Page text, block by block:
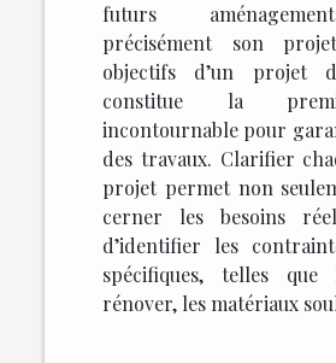
futurs
précisément son
objectifs d’un projet
constitue la
incontournable pour
des travaux. Clarifier
projet permet non
cerner les besoins
d’identifier les
spécifiques, telles
rénover, les matériaux